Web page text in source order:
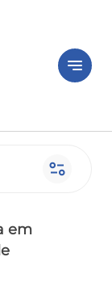
notes
page_info
em